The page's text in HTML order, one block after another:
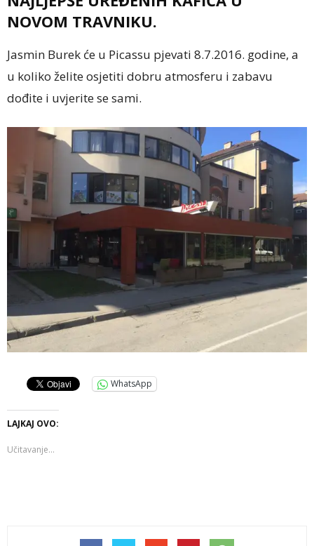
NOVOM TRAVNIKU.
Jasmin Burek će u Picassu pjevati 8.7.2016. godine, a
u koliko želite osjetiti dobru atmosferu i zabavu
dođite i uvjerite se sami.
WhatsApp
LAJKAJ OVO:
Učitavanje...